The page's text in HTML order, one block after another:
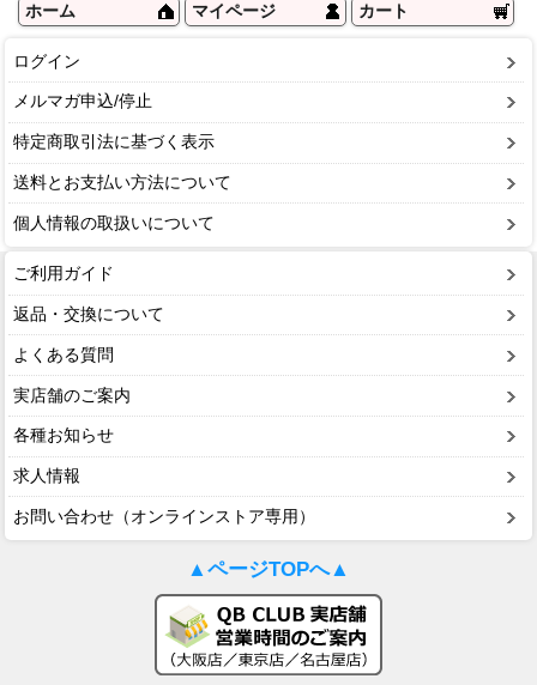
ホーム マイページ カート
ログイン
メルマガ申込/停止
特定商取引法に基づく表示
送料とお支払い方法について
個人情報の取扱いについて
ご利用ガイド
返品・交換について
よくある質問
実店舗のご案内
各種お知らせ
求人情報
お問い合わせ（オンラインストア専用）
▲ページTOPへ▲